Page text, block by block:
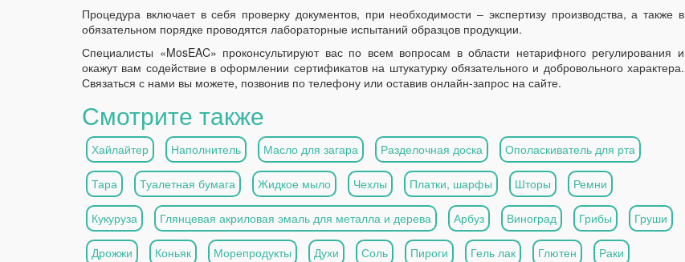
Процедура включает в себя проверку документов, при необходимости – экспертизу производства, а также в
обязательном порядке проводятся лабораторные испытаний образцов продукции.
Специалисты «MosEAC» проконсультируют вас по всем вопросам в области нетарифного регулирования и
окажут вам содействие в оформлении сертификатов на штукатурку обязательного и добровольного характера.
Связаться с нами вы можете, позвонив по телефону или оставив онлайн-запрос на сайте.
Смотрите также
Хайлайтер Наполнитель Масло для загара Разделочная доска Ополаскиватель для рта
Тара Туалетная бумага Жидкое мыло Чехлы Платки, шарфы Шторы Ремни
Кукуруза Глянцевая акриловая эмаль для металла и дерева Арбуз Виноград Грибы Груши
Дрожжи Коньяк Морепродукты Духи Соль Пироги Гель лак Глютен Раки